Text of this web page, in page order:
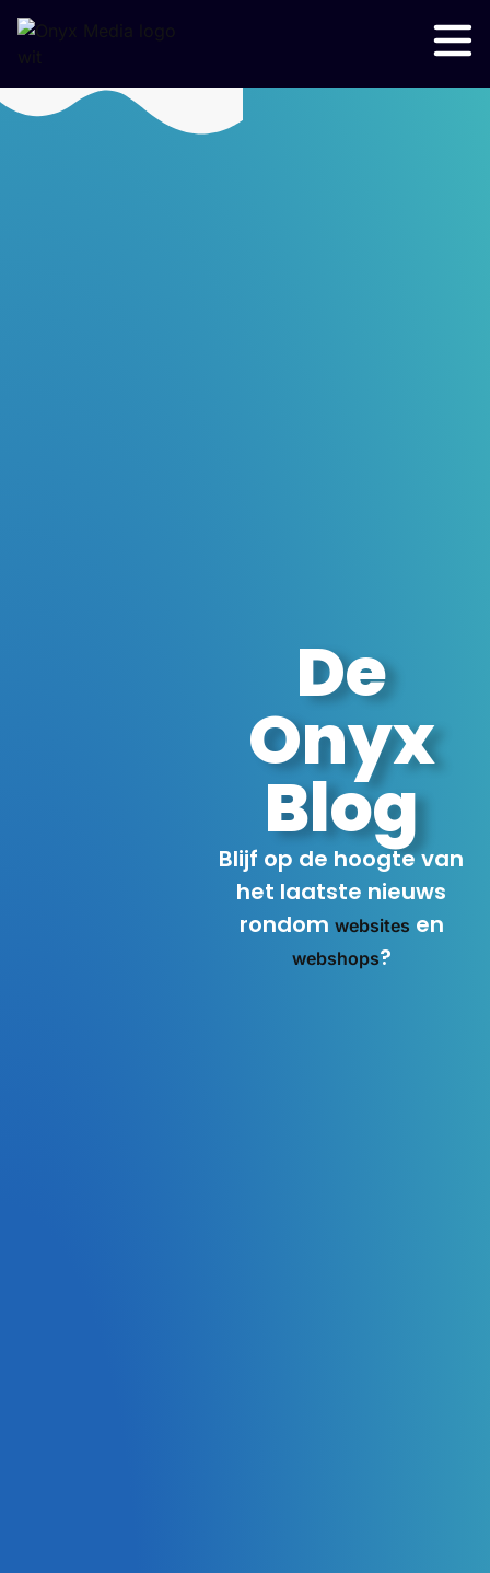
De
Onyx
Blog
Blijf op de hoogte van
het laatste nieuws
rondom websites en
webshops?